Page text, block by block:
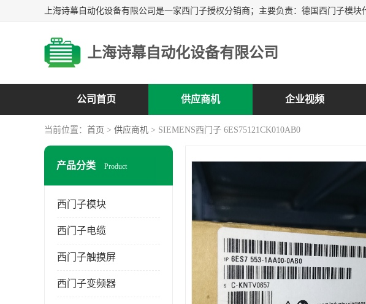
上海诗幕自动化设备有限公司
公司首页 供应商机 企业视频
当前位置： 首页 > 供应商机 > SIEMENS西门子 6ES75121CK010AB0
产品分类 Product
西门子模块
西门子电缆
西门子触摸屏
西门子变频器